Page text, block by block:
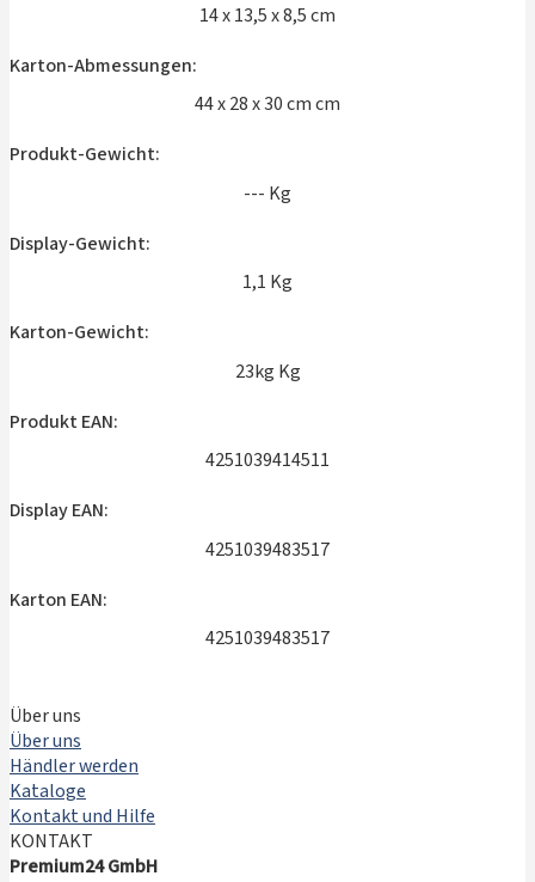
14 x 13,5 x 8,5 cm
Karton-Abmessungen:
44 x 28 x 30 cm cm
Produkt-Gewicht:
--- Kg
Display-Gewicht:
1,1 Kg
Karton-Gewicht:
23kg Kg
Produkt EAN:
4251039414511
Display EAN:
4251039483517
Karton EAN:
4251039483517
Über uns
Über uns
Händler werden
Kataloge
Kontakt und Hilfe
KONTAKT
Premium24 GmbH